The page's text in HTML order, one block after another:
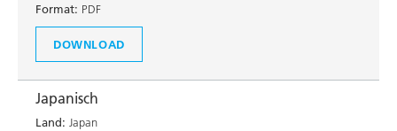
Format: PDF
DOWNLOAD
Japanisch
Land: Japan